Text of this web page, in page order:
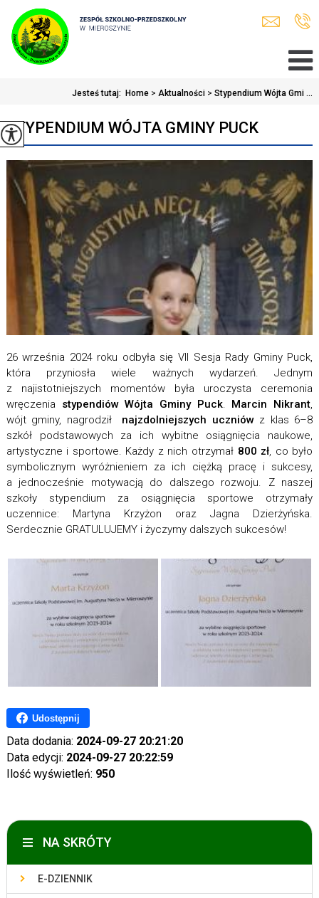
Jesteś tutaj: Home > Aktualności > Stypendium Wójta Gmi ...
STYPENDIUM WÓJTA GMINY PUCK
26 września 2024 roku odbyła się VII Sesja Rady Gminy Puck,
która przyniosła wiele ważnych wydarzeń. Jednym
z najistotniejszych momentów była uroczysta ceremonia
wręczenia stypendiów Wójta Gminy Puck. Marcin Nikrant,
wójt gminy, nagrodził
najzdolniejszych uczniówz klas 6–8
szkół podstawowych za ich wybitne osiągnięcia naukowe,
artystyczne i sportowe. Każdy z nich otrzymał 800 zł, co było
symbolicznym wyróżnieniem za ich ciężką pracę i sukcesy,
a jednocześnie motywacją do dalszego rozwoju. Z naszej
szkoły stypendium za osiągnięcia sportowe otrzymały
uczennice: Martyna Krzyżon oraz Jagna Dzierżyńska.
Serdecznie GRATULUJEMY i życzymy dalszych sukcesów!
Udostępnij
Data dodania: 2024-09-27 20:21:20
Data edycji: 2024-09-27 20:22:59
Ilość wyświetleń: 950
NA SKRÓTY
E-DZIENNIK